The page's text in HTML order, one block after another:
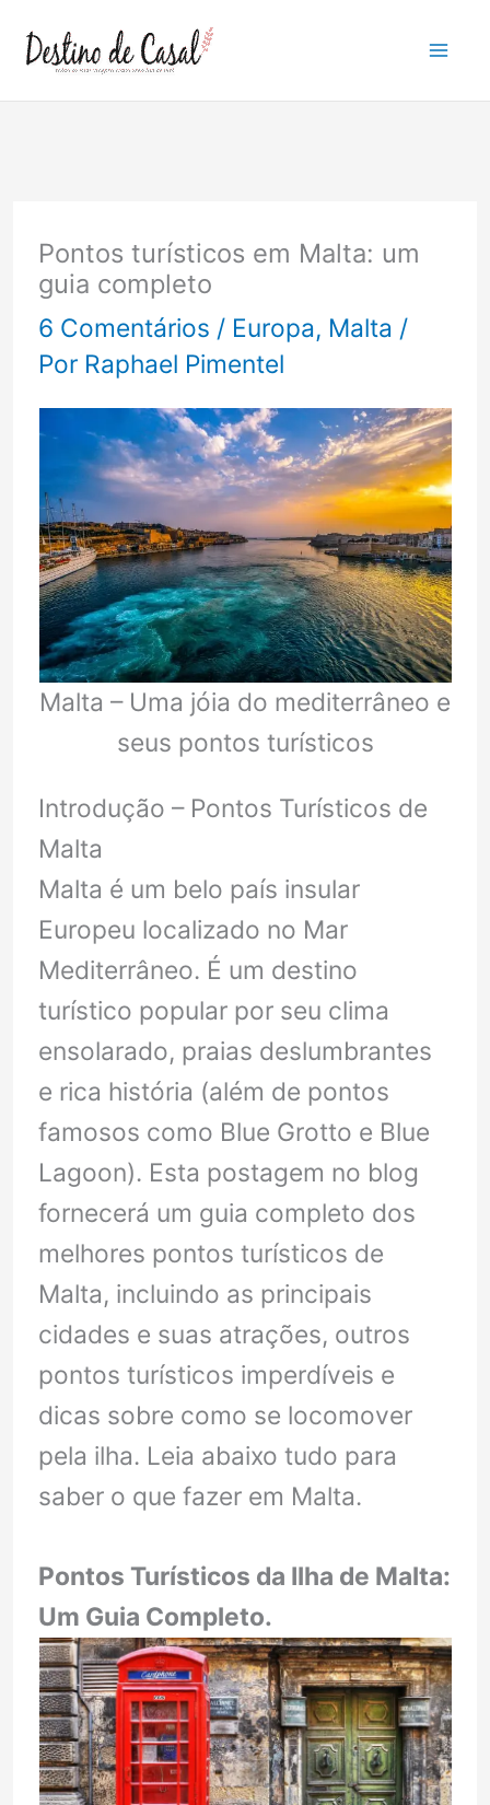
para
o
Pontos turísticos em Malta: um
guia completo
6 Comentários / Europa, Malta /
Por Raphael Pimentel
Malta – Uma jóia do mediterrâneo e
seus pontos turísticos
Introdução – Pontos Turísticos de
Malta
Malta é um belo país insular
Europeu localizado no Mar
Mediterrâneo. É um destino
turístico popular por seu clima
ensolarado, praias deslumbrantes
e rica história (além de pontos
famosos como Blue Grotto e Blue
Lagoon). Esta postagem no blog
fornecerá um guia completo dos
melhores pontos turísticos de
Malta, incluindo as principais
cidades e suas atrações, outros
pontos turísticos imperdíveis e
dicas sobre como se locomover
pela ilha. Leia abaixo tudo para
saber o que fazer em Malta.
Pontos Turísticos da Ilha de Malta:
Um Guia Completo.